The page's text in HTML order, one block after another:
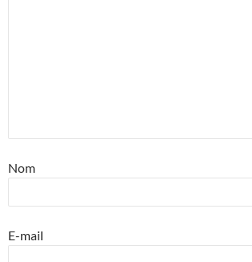
Nom
E-mail